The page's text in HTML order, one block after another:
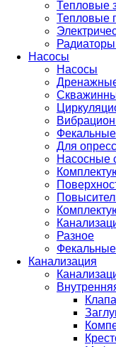
Тепловые
Тепловые
Насосы
Насосы
Фекальные
Для
Насосные
Разное
Канализация